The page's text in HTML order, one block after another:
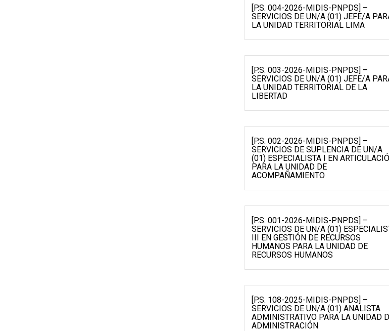
[P.S. 004-2026-MIDIS-PNPDS] –
SERVICIOS DE UN/A (01) JEFE/A
LA UNIDAD TERRITORIAL LIMA
[P.S. 003-2026-MIDIS-PNPDS] –
SERVICIOS DE UN/A (01) JEFE/A
LA UNIDAD TERRITORIAL DE LA
LIBERTAD
[P.S. 002-2026-MIDIS-PNPDS] –
SERVICIOS DE SUPLENCIA DE UN/A
(01) ESPECIALISTA I EN
PARA LA UNIDAD DE
ACOMPAÑAMIENTO
[P.S. 001-2026-MIDIS-PNPDS] –
SERVICIOS DE UN/A (01)
III EN GESTIÓN DE RECURSOS
HUMANOS PARA LA UNIDAD DE
RECURSOS HUMANOS
[P.S. 108-2025-MIDIS-PNPDS] –
SERVICIOS DE UN/A (01) ANALISTA
ADMINISTRATIVO PARA LA UNIDAD
ADMINISTRACIÓN